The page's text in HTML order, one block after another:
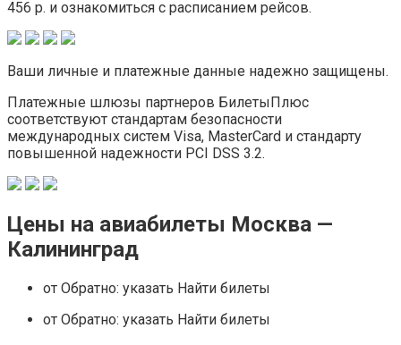
456 р. и ознакомиться с расписанием рейсов.
Ваши личные и платежные данные надежно защищены.
Платежные шлюзы партнеров БилетыПлюс
соответствуют стандартам безопасности
международных систем Visa, MasterCard и стандарту
повышенной надежности PCI DSS 3.2.
Цены на авиабилеты Москва —
Калининград
от Обратно: указать Найти билеты
от Обратно: указать Найти билеты